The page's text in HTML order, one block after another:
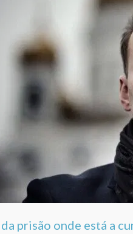
da prisão onde está a